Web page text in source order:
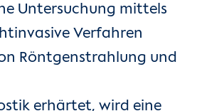
Untersuchung mittels
Verfahren
Röntgenstrahlung und
erhärtet, wird eine